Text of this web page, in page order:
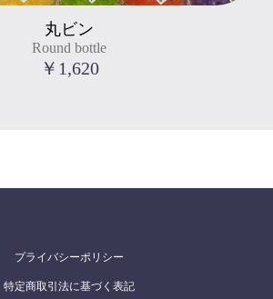
" title="丸ビン
Round bottle
">
丸ビン
Round bottle
￥1,620
プライバシーポリシー
特定商取引法に基づく表記